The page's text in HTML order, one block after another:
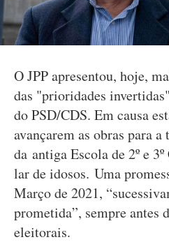
O JPP apresentou, hoje,
das "prioridades
do PSD/CDS. Em causa
avançarem as obras para
da antiga Escola de 2º e
lar de idosos. Uma
Março de 2021,
prometida”, sempre antes
eleitorais.